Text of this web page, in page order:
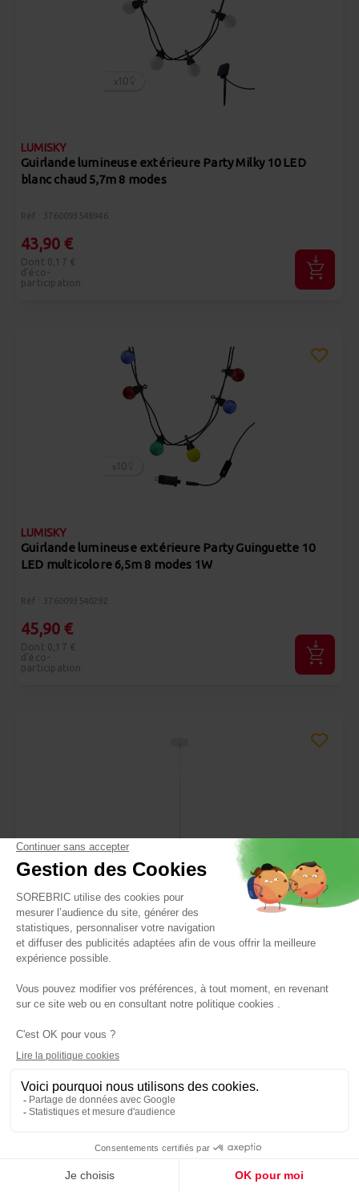
LUMISKY
Guirlande lumineuse extérieure Party Milky 10 LED
blanc chaud 5,7m 8 modes
Réf : 3760093548946
43,90 €
Dont 0,17 €
d'éco-
participation
LUMISKY
Guirlande lumineuse extérieure Party Guinguette 10
LED multicolore 6,5m 8 modes 1W
Réf : 3760093540292
45,90 €
Dont 0,17 €
d'éco-
participation
ATMOSPHERA
Suspension Orane raphia Ø78xH80cm naturel -
ATMOSPHERA
Réf : 3560232994128
49,90 €